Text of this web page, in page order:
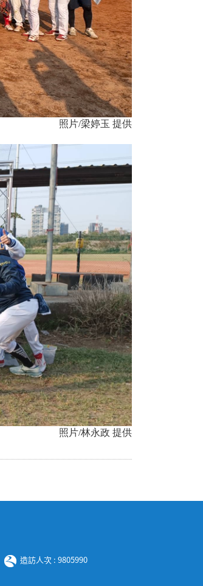
照片/梁婷玉 提供
照片/林永政 提供
造訪人次 : 9805990